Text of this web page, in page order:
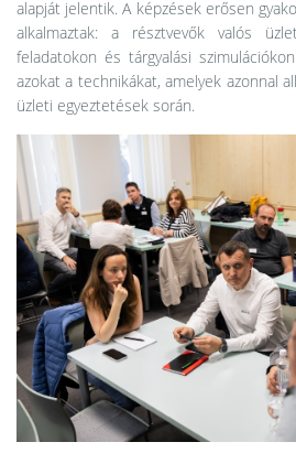
alapját jelentik. A képzések erősen
alkalmaztak: a résztvevők valós
feladatokon és tárgyalási
azokat a technikákat, amelyek azonnal
üzleti egyeztetések során.